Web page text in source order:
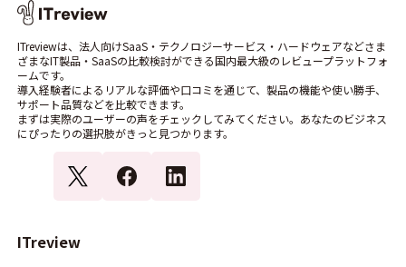
ITreviewは、法人向けSaaS・テクノロジーサービス・ハードウェアなどさま
ざまなIT製品・SaaSの比較検討ができる国内最大級のレビュープラットフォ
ームです。
導入経験者によるリアルな評価や口コミを通じて、製品の機能や使い勝手、
サポート品質などを比較できます。
まずは実際のユーザーの声をチェックしてみてください。あなたのビジネス
にぴったりの選択肢がきっと見つかります。
ITreview